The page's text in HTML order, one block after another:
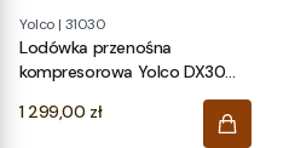
Yolco | 31030
Lodówka przenośna
kompresorowa Yolco DX30
Cena
1 299,00 zł